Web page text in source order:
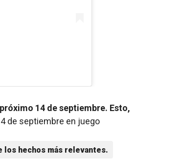
14 de septiembre. Esto,
de septiembre en juego
los hechos más relevantes.